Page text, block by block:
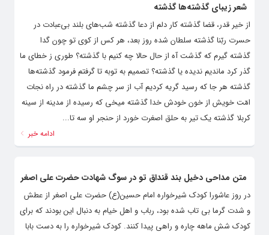
شعر زیبای گذشته‌ها گذشته
از خیر قدر، قضا گذشته کار دلم از دعا گذشته شب‌های بلند بی‌عبادت در
حسرت ربّنا گذشته سلطان شده روز بعد، هر کس از کوی تو چون گدا
گذشته گیرم که گذشت آه از حال حالا چه کنیم با گذشته؟ طوری ز خطای ما
گذر کرد ماندیم ندیده یا گذشته؟ تصمیم به توبه تا گرفتم فرمود گذشته‌ها
گذشته هر جا که رسید گریه کردیم آب از سر چشم ما گذشته در راه نجات
امّت خویش از خون خودش خدا گذشته میخی که رسیده از مدینه از سینه
کربلا گذشته یک تیر به حلق اصغرت خورد از حنجر او سه تا...
ادامه خبر
متن مداحی دخیل بند قنداق تو در سوگ شهادت حضرت علی اصغر
در روز عاشورا کودک شیرخواره امام حسین(ع) حضرت علی اصغر از عطش
و شدت گرما بی تاب شده بود، رباب و اهل خیام به دنبال این بودند که برای
کودک شش ماهه چاره و راهی پیدا کنند. کودک شیرخواره را به دست بابا